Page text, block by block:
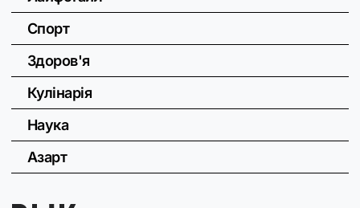
Спорт
Здоров'я
Кулінарія
Наука
Азарт